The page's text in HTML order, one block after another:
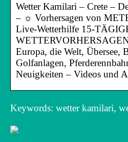
Wetter Kamilari – Crete –
– ☼ Vorhersagen von
Live-Wetterhilfe 15-
Europa, die Welt, Übersee,
Golfanlagen,
Neuigkeiten – Videos und
Keywords: wetter kamilari,